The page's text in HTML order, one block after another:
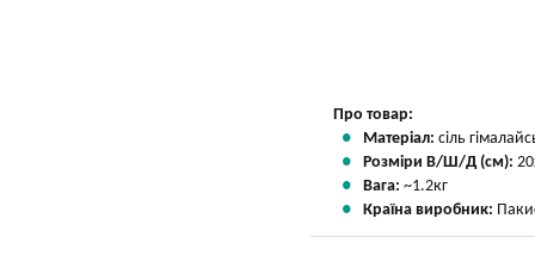
Про товар:
Матеріал: сіль
Розміри В/Ш/Д (см):
Вага: ~1.2кг
Країна виробник: